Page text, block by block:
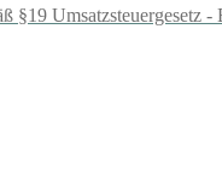
§19 Umsatzsteuergesetz